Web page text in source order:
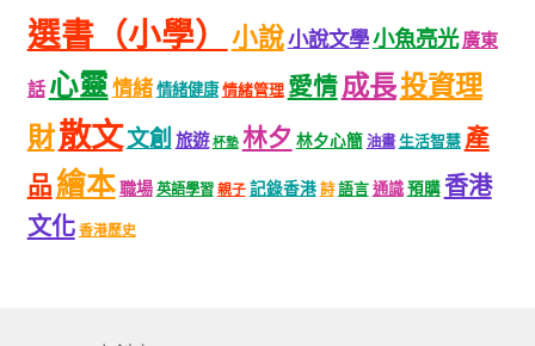
選書（小學）
小說小說文學小魚亮光 廣東
話 心靈情緒情緒健康情緒管理 愛情成長投資理
財散文文創 旅遊 杯墊 林夕 林夕心簡 油畫 生活智慧 產
品繪本職場 英語學習 親子 記錄香港 詩 語言通識預購香港
文化 香港歷史